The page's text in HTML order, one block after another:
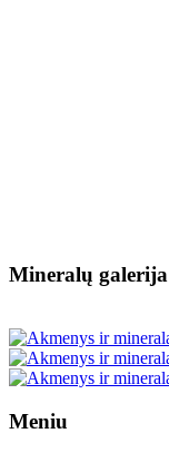
Mineralų galerija
Meniu